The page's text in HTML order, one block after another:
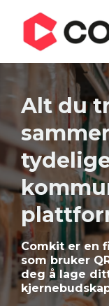
Alt du
Comkit er en
som bruker
deg å lage